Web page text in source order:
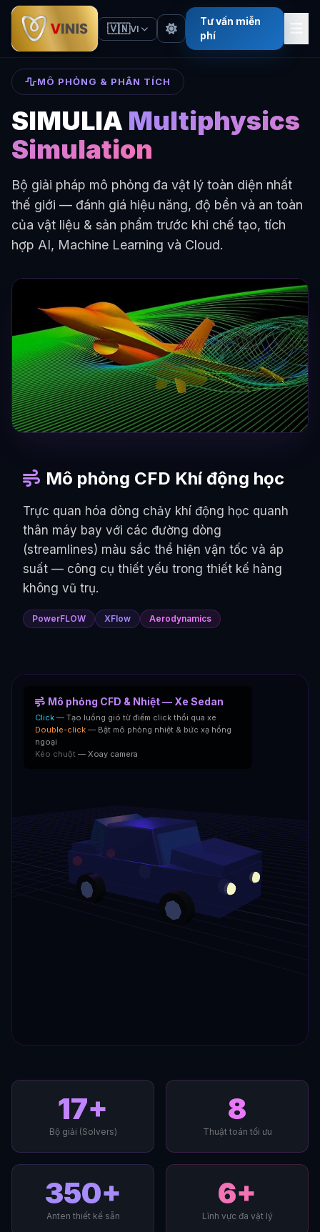
🇻🇳VI
Tư vấn miễn
phí
MÔ PHỎNG & PHÂN TÍCH
SIMULIA Multiphysics
Simulation
Bộ giải pháp mô phỏng đa vật lý toàn diện nhất
thế giới — đánh giá hiệu năng, độ bền và an toàn
của vật liệu & sản phẩm trước khi chế tạo, tích
hợp AI, Machine Learning và Cloud.
Mô phỏng CFD Khí động học
Trực quan hóa dòng chảy khí động học quanh
thân máy bay với các đường dòng
(streamlines) màu sắc thể hiện vận tốc và áp
suất — công cụ thiết yếu trong thiết kế hàng
không vũ trụ.
PowerFLOW XFlow Aerodynamics
Mô phỏng CFD & Nhiệt — Xe Sedan
Click — Tạo luồng gió từ điểm click thổi qua xe
Double-click — Bật mô phỏng nhiệt & bức xạ hồng
ngoại
Kéo chuột — Xoay camera
17+
Bộ giải (Solvers)
8
Thuật toán tối ưu
350+
Anten thiết kế sẵn
6+
Lĩnh vực đa vật lý